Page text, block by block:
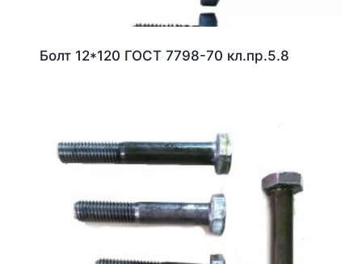
Болт 12*120 ГОСТ 7798-70 кл.пр.5.8